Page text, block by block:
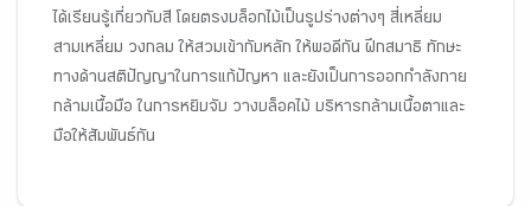
ได้เรียนรู้เกี่ยวกับสี โดยตรงบล็อกไม้เป็นรูปร่างต่างๆ สี่เหลี่ยม
สามเหลี่ยม วงกลม ให้สวมเข้ากับหลัก ให้พอดีกัน ฝึกสมาธิ ทักษะ
ทางด้านสติปัญญาในการแก้ปัญหา และยังเป็นการออกกำลังกาย
กล้ามเนื้อมือ ในการหยิบจับ วางบล็อคไม้ บริหารกล้ามเนื้อตาและ
มือให้สัมพันธ์กัน